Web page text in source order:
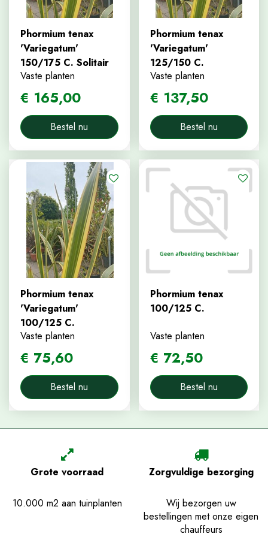
Phormium tenax
'Variegatum'
150/175 C. Solitair
Vaste planten
€ 165,00
Bestel nu
Phormium tenax
'Variegatum'
125/150 C.
Vaste planten
€ 137,50
Bestel nu
Phormium tenax
'Variegatum'
100/125 C.
Vaste planten
€ 75,60
Bestel nu
Phormium tenax
100/125 C.
Vaste planten
€ 72,50
Bestel nu
Grote voorraad
10.000 m2 aan tuinplanten
Zorgvuldige bezorging
Wij bezorgen uw
bestellingen met onze eigen
chauffeurs